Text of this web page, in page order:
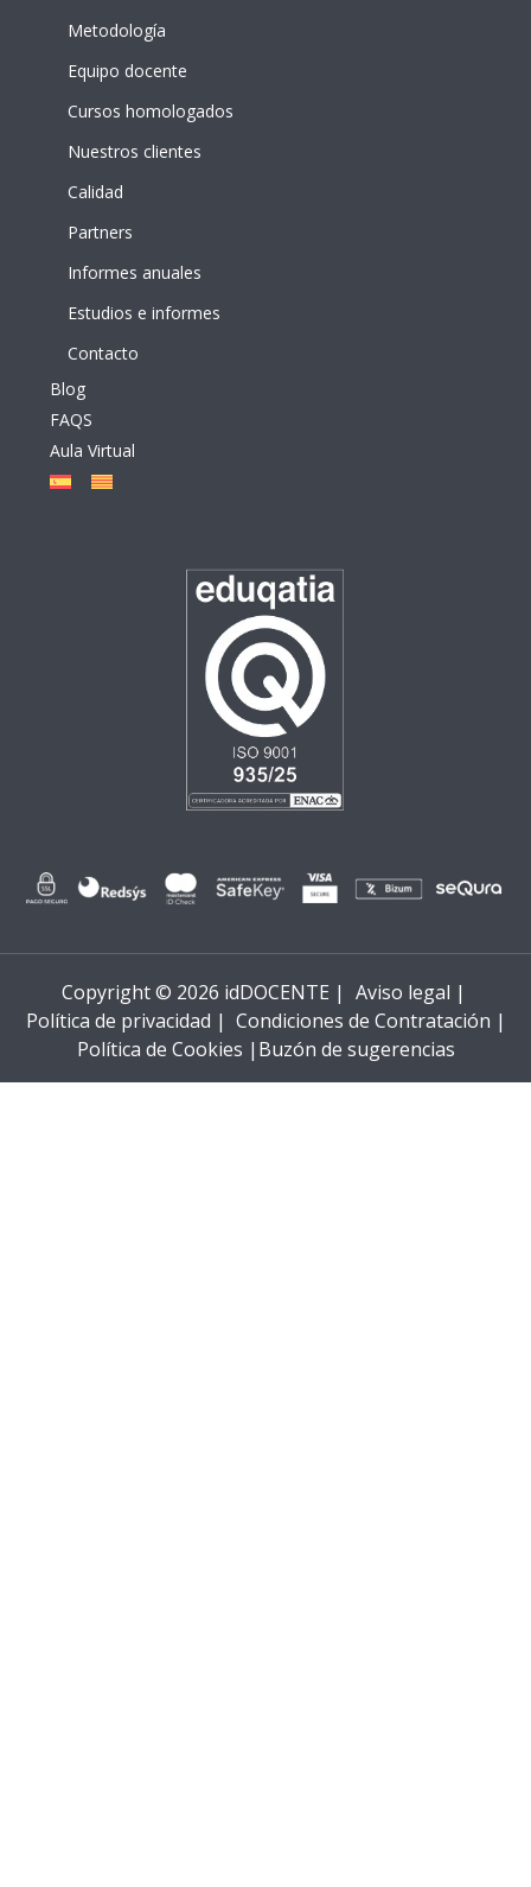
Metodología
Equipo docente
Cursos homologados
Nuestros clientes
Calidad
Partners
Informes anuales
Estudios e informes
Contacto
Blog
FAQS
Aula Virtual
Copyright © 2026 idDOCENTE | Aviso legal |
Política de privacidad | Condiciones de Contratación |
Política de Cookies | Buzón de sugerencias